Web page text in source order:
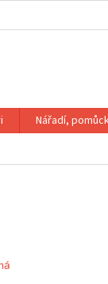
OBCHODNÍ
Nářadí,